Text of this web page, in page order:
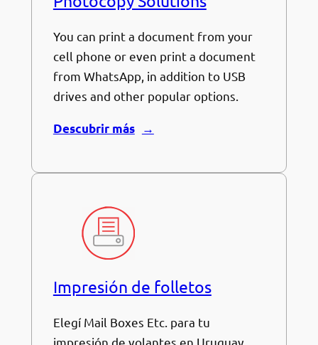
You can print a document from your
cell phone or even print a document
from WhatsApp, in addition to USB
drives and other popular options.
Descubrir más
Impresión de folletos
Elegí Mail Boxes Etc. para tu
impresión de volantes en Uruguay.